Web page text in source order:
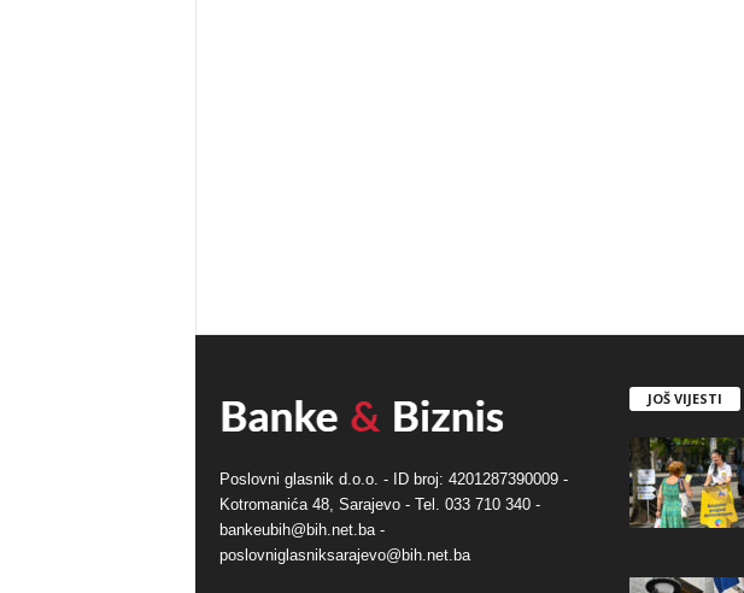
Poslovni glasnik d.o.o. - ID broj: 4201287390009 -
Kotromanića 48, Sarajevo - Tel. 033 710 340 -
bankeubih@bih.net.ba -
poslovniglasniksarajevo@bih.net.ba
JOŠ VIJESTI